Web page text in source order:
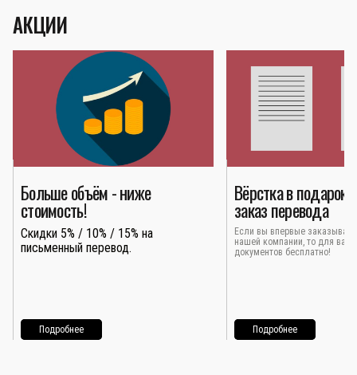
АКЦИИ
Больше объём - ниже
стоимость!
Скидки 5% / 10% / 15% на
письменный перевод.
Подробнее
Вёрстка в подарок
заказ перевода
Если вы впервые
нашей компании, то для вас
документов бесплатно!
Подробнее